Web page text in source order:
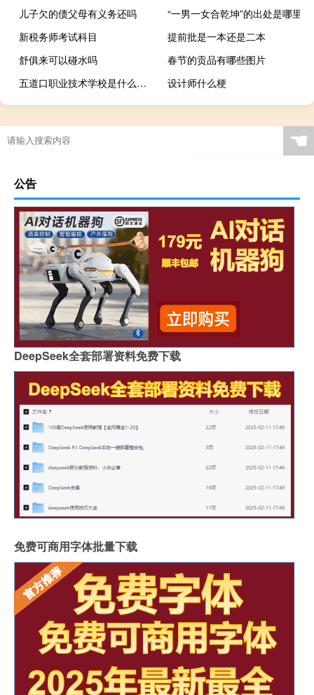
儿子欠的债父母有义务还吗
“一男一女合乾坤”的出处是哪里
新税务师考试科目
提前批是一本还是二本
舒俱来可以碰水吗
春节的贡品有哪些图片
五道口职业技术学校是什么意思什么梗
设计师什么梗
☚
公告
DeepSeek全套部署资料免费下载
免费可商用字体批量下载